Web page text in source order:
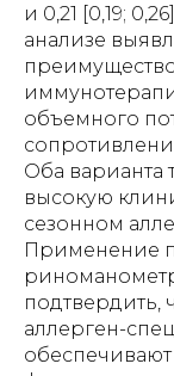
и 0,21 [0,19;
анализе
объемного
Оба
высокую
сезонном
Применение
подтвердить,
аллерген-